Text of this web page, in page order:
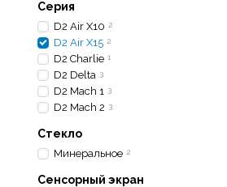
Серия
D2 Air X10 2
D2 Air X15 2
D2 Charlie 1
D2 Delta 3
D2 Mach 1 3
D2 Mach 2 3
Стекло
Минеральное 2
Сенсорный экран